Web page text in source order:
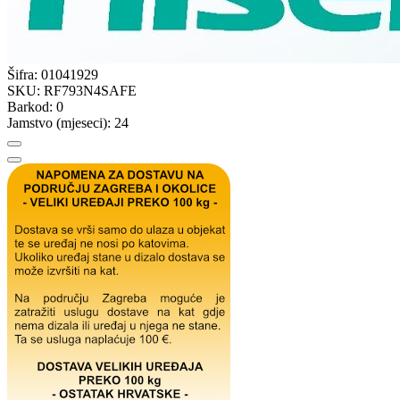
Šifra: 01041929
SKU: RF793N4SAFE
Barkod: 0
Jamstvo (mjeseci): 24